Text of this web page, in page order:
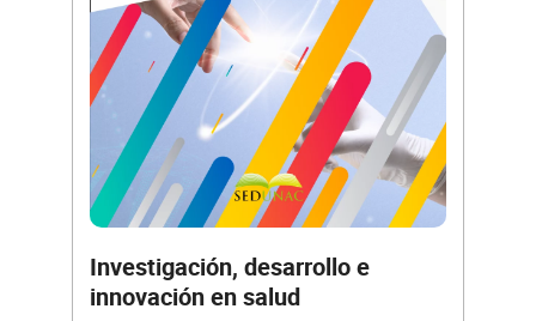
Investigación, desarrollo e
innovación en salud